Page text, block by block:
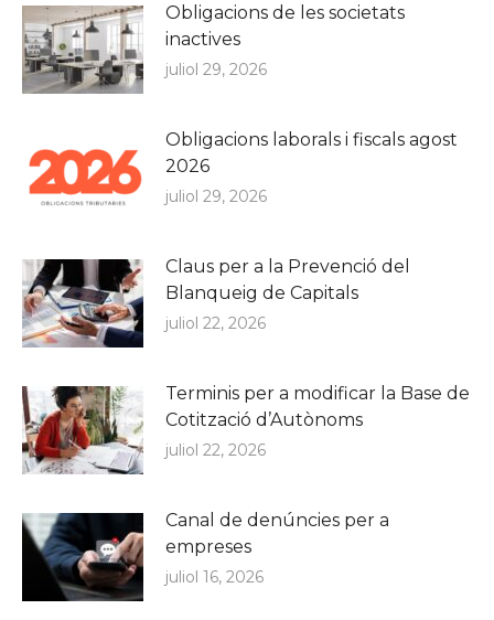
Obligacions de les societats
inactives
juliol 29, 2026
Obligacions laborals i fiscals agost
2026
juliol 29, 2026
Claus per a la Prevenció del
Blanqueig de Capitals
juliol 22, 2026
Terminis per a modificar la Base de
Cotització d’Autònoms
juliol 22, 2026
Canal de denúncies per a
empreses
juliol 16, 2026